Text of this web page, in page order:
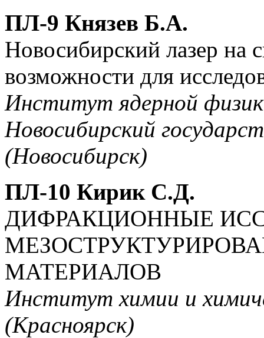
ПЛ-9 Князев Б.А.
Новосибирский лазер на
возможности для
Институт ядерной
Новосибирский
(Новосибирск)
ПЛ-10 Кирик С.Д.
ДИФРАКЦИОННЫЕ
МАТЕРИАЛОВ
Институт химии и
(Красноярск)